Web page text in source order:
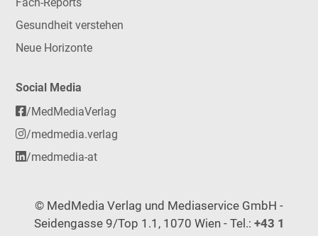
Gesundheit verstehen
Neue Horizonte
Social Media
/MedMediaVerlag
/medmedia.verlag
/medmedia-at
© MedMedia Verlag und Mediaservice GmbH -
Seidengasse 9/Top 1.1, 1070 Wien - Tel.: +43 1